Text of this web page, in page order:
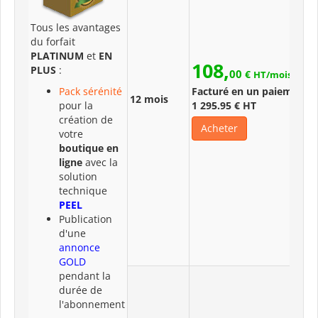
Tous les avantages
du forfait
PLATINUM et EN
PLUS :
Pack sérénité
pour la
création de
votre
boutique en
ligne avec la
solution
technique
PEEL
Publication
d'une
annonce
GOLD
pendant la
durée de
l'abonnement
12 mois
108,00 € HT/mois
Facturé en un paiement
1 295.95 € HT
Acheter